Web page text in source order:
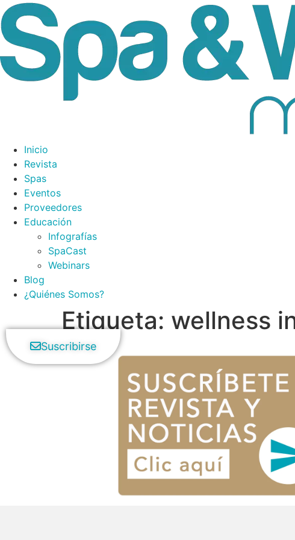
Inicio
Revista
Spas
Eventos
Proveedores
Educación
Infografías
SpaCast
Webinars
Blog
¿Quiénes Somos?
Etiqueta: wellness
Suscribirse